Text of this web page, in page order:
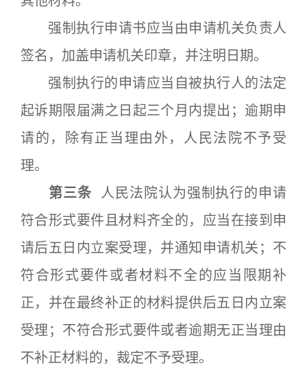
强制执行申请书应当由申请机关负责人
签名，加盖申请机关印章，并注明日期。
强制执行的申请应当自被执行人的法定
起诉期限届满之日起三个月内提出；逾期申
请的，除有正当理由外，人民法院不予受
理。
第三条 人民法院认为强制执行的申请
符合形式要件且材料齐全的，应当在接到申
请后五日内立案受理，并通知申请机关；不
符合形式要件或者材料不全的应当限期补
正，并在最终补正的材料提供后五日内立案
受理；不符合形式要件或者逾期无正当理由
不补正材料的，裁定不予受理。